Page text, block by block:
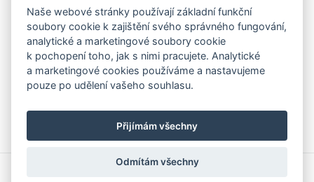
Brně,
Fakulta
architektury
FAKULTA ARCHITEKTURY VUT V BRNĚ
Poříčí 273/5, 639 00 Brno
Telefon: 54114 6600
www.fa.vutbr.cz
info@fa.vutbr.cz
Naše webové stránky používají základní funkční
soubory cookie k zajištění svého správného fungování,
analytické a marketingové soubory cookie
k pochopení toho, jak s nimi pracujete. Analytické
a marketingové cookies používáme a nastavujeme
pouze po udělení vašeho souhlasu.
Přijímám všechny
Odmítám všechny